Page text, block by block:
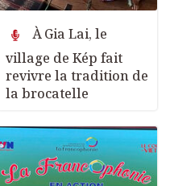
À Gia Lai, le
village de Kép fait
revivre la tradition de
la brocatelle